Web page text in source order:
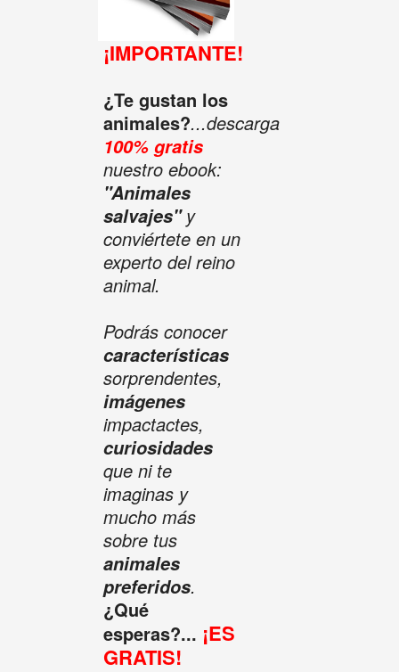
¡IMPORTANTE!
¿Te gustan los
animales?...descarga
100% gratis
nuestro ebook:
"Animales
salvajes"y
conviértete en un
experto del reino
animal.
Podrás conocer
características
sorprendentes,
imágenes
impactactes,
curiosidades
que ni te
imaginas y
mucho más
sobre tus
animales
preferidos.
¿Qué
esperas?... ¡ES
GRATIS!